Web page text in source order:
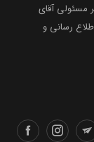
و مدیر مسئولی آقای
رسانی و